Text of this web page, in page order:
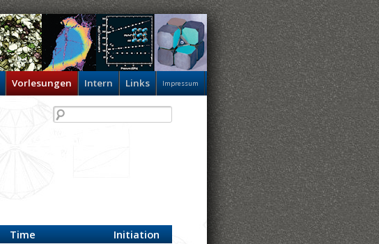
Vorlesungen Intern Links Impressum
Time
Initiation